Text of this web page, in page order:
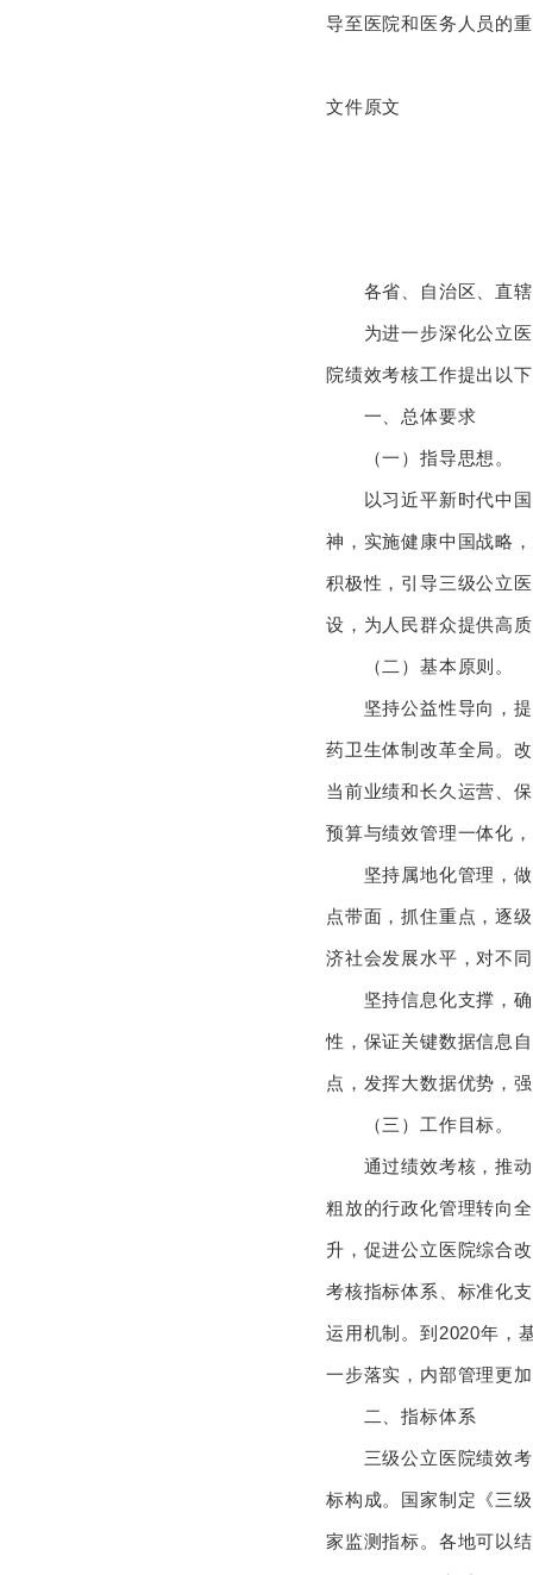
导至医院和医务人员
文件原文
各省、自治区、直辖
为进一步深化公立医
院绩效考核工作提出以
一、总体要求
（一）指导思想。
以习近平新时代中国
神，实施健康中国战略
积极性，引导三级公立
设，为人民群众提供高
（二）基本原则。
坚持公益性导向，提
药卫生体制改革全局。
当前业绩和长久运营、
预算与绩效管理一体化
坚持属地化管理，做
点带面，抓住重点，逐
济社会发展水平，对不
坚持信息化支撑，确
性，保证关键数据信息
点，发挥大数据优势，
（三）工作目标。
通过绩效考核，推动
粗放的行政化管理转向
升，促进公立医院综合
考核指标体系、标准化
运用机制。到2020年，
一步落实，内部管理更
二、指标体系
三级公立医院绩效考
标构成。国家制定《三
家监测指标。各地可以